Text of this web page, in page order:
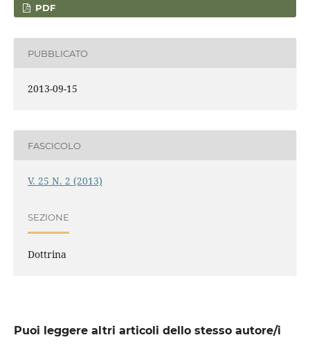
PDF
PUBBLICATO
2013-09-15
FASCICOLO
V. 25 N. 2 (2013)
SEZIONE
Dottrina
Puoi leggere altri articoli dello stesso autore/i